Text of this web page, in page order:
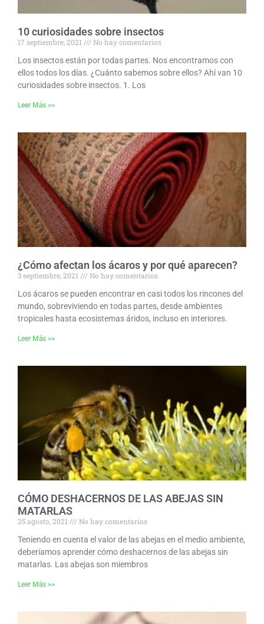
10 curiosidades sobre insectos
17 septiembre, 2021
No hay comentarios
Los insectos están por todas partes. Nos encontramos con
ellos todos los días. ¿Cuánto sabemos sobre ellos? Ahí van 10
curiosidades sobre insectos. 1. Los
Leer Más >>
¿Cómo afectan los ácaros y por qué aparecen?
3 septiembre, 2021
No hay comentarios
Los ácaros se pueden encontrar en casi todos los rincones del
mundo, sobreviviendo en todas partes, desde ambientes
tropicales hasta ecosistemas áridos, incluso en interiores.
Leer Más >>
CÓMO DESHACERNOS DE LAS ABEJAS SIN
MATARLAS
25 agosto, 2021
No hay comentarios
Teniendo en cuenta el valor de las abejas en el medio ambiente,
deberíamos aprender cómo deshacernos de las abejas sin
matarlas. Las abejas son miembros
Leer Más >>